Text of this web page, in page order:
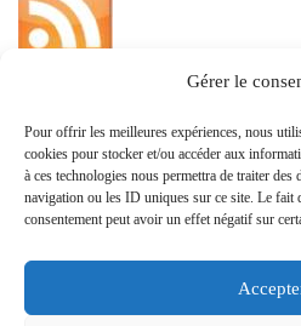
Gérer le
Pour offrir les meilleures expériences, nous
cookies pour stocker et/ou accéder aux
à ces technologies nous permettra de traiter des
navigation ou les ID uniques sur ce site. Le fait
consentement peut avoir un effet négatif sur
»
Politique de confidentialité